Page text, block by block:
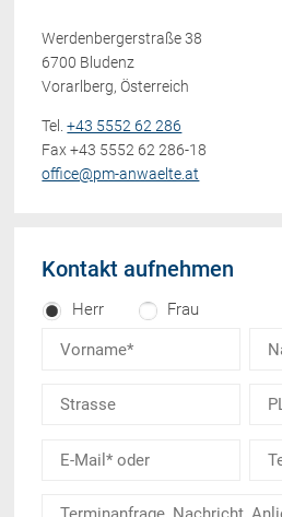
Werdenbergerstraße 38
6700 Bludenz
Vorarlberg, Österreich
Tel.+43 5552 62 286
Fax +43 5552 62 286-18
office@pm-anwaelte.at
Kontakt aufnehmen
Herr Frau